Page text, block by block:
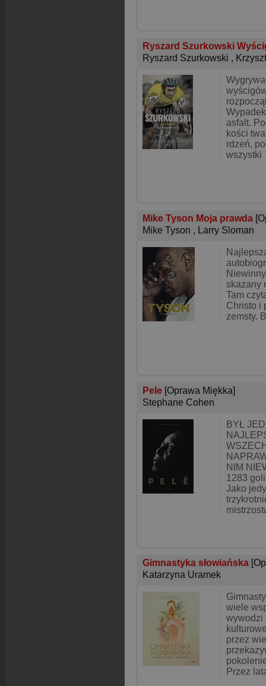
Ryszard Szurkowski
Ryszard Szurkowski ,
asfalt.
kości
rdzeń,
wszystki
Mike Tyson Moja prawda
Mike Tyson , Larry Sloman
skazany
Tam
Christo i
zemsty.
Pele [Oprawa Miękka]
Stephane Cohen
BYŁ
NIM
1283
Jako
Gimnastyka słowiańska
Katarzyna Uramek
wiele
wywodzi
przez
Przez